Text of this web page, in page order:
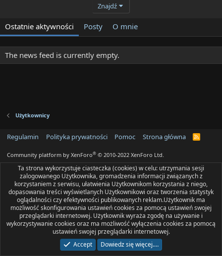
Znajdź
Ostatnie aktywności Posty O mnie
The news feed is currently empty.
Użytkownicy
Regulamin Polityka prywatności Pomoc Strona główna
R
Community platform by XenForo® © 2010-2022 XenForo Ltd.
Ta strona wykorzystuje ciasteczka (cookies) w celu: utrzymania sesji
zalogowanego Użytkownika, gromadzenia informacji związanych z
korzystaniem z serwisu, ułatwienia Użytkownikom korzystania z niego,
dopasowania treści wyświetlanych Użytkownikowi oraz tworzenia statystyk
oglądalności czy efektywności publikowanych reklam.Użytkownik ma
możliwość skonfigurowania ustawień cookies za pomocą ustawień swojej
przeglądarki internetowej. Użytkownik wyraża zgodę na używanie i
wykorzystywanie cookies oraz ma możliwość wyłączenia cookies za pomocą
ustawień swojej przeglądarki internetowej.
Accept
Dowiedz się więcej.…